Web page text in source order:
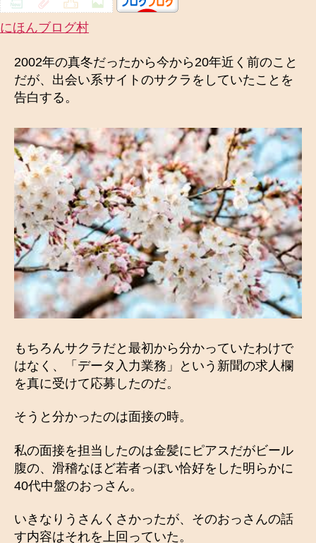
にほんブログ村
2002年の真冬だったから今から20年近く前のこと
だが、出会い系サイトのサクラをしていたことを
告白する。
もちろんサクラだと最初から分かっていたわけで
はなく、「データ入力業務」という新聞の求人欄
を真に受けて応募したのだ。
そうと分かったのは面接の時。
私の面接を担当したのは金髪にピアスだがビール
腹の、滑稽なほど若者っぽい恰好をした明らかに
40代中盤のおっさん。
いきなりうさんくさかったが、そのおっさんの話
す内容はそれを上回っていた。